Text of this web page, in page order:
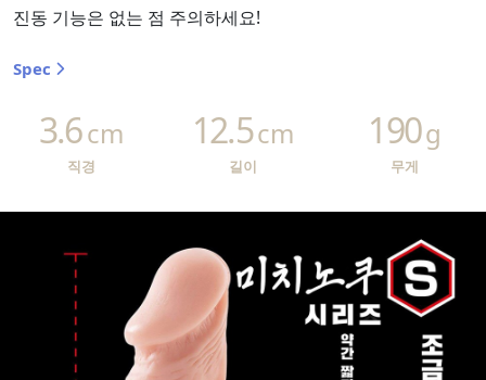
진동 기능은 없는 점 주의하세요!
Spec
직경
3.6cm
길이
12.5cm
무게
190g